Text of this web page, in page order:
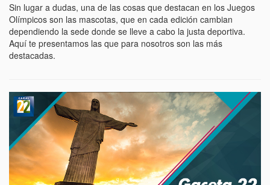
Sin lugar a dudas, una de las cosas que destacan en los Juegos
Olímpicos son las mascotas, que en cada edición cambian
dependiendo la sede donde se lleve a cabo la justa deportiva.
Aquí te presentamos las que para nosotros son las más
destacadas.